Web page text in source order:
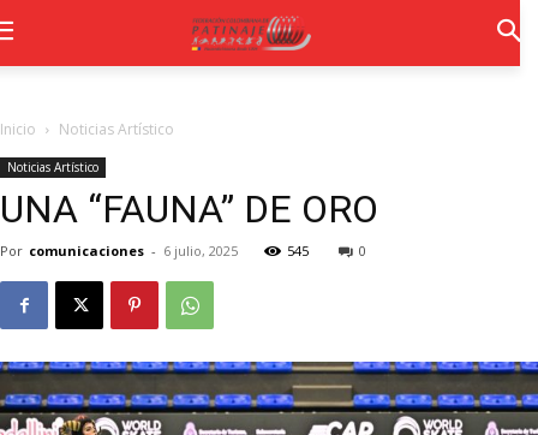
Inicio Noticias Artístico
Noticias Artístico
UNA “FAUNA” DE ORO
Por comunicaciones - 6 julio, 2025 545 0